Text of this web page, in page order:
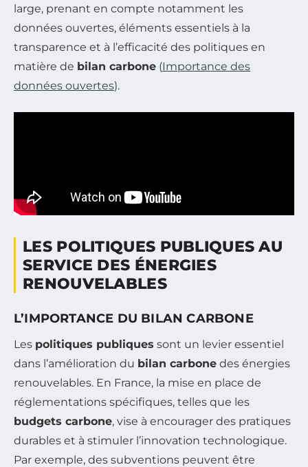
large, prenant en compte notamment les
données ouvertes, éléments essentiels à la
transparence et à l’efficacité des politiques en
matière de bilan carbone (Importance des
données ouvertes).
LES POLITIQUES PUBLIQUES AU
SERVICE DES ÉNERGIES
RENOUVELABLES
L’IMPORTANCE DU BILAN CARBONE
Les politiques publiques sont un levier essentiel
dans l’amélioration du bilan carbone des énergies
renouvelables. En France, la mise en place de
réglementations spécifiques, telles que les
budgets carbone, vise à encourager des pratiques
durables et à stimuler l’innovation technologique.
Par exemple, des subventions peuvent être